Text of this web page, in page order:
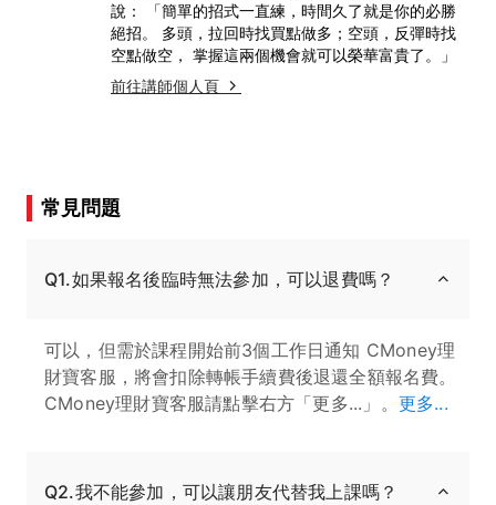
說： 「簡單的招式一直練，時間久了就是你的必勝
絕招。 多頭，拉回時找買點做多；空頭，反彈時找
空點做空， 掌握這兩個機會就可以榮華富貴了。」
前往講師個人頁
常見問題
Q1.如果報名後臨時無法參加，可以退費嗎？
可以，但需於課程開始前3個工作日通知 CMoney理
財寶客服，將會扣除轉帳手續費後退還全額報名費。
CMoney理財寶客服請點擊右方「更多...」。 更多...
Q2.我不能參加，可以讓朋友代替我上課嗎？